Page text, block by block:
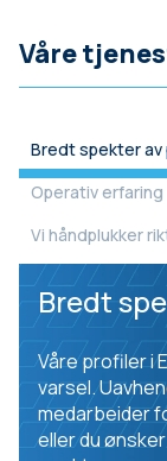
Våre
Bredt spekter
Bredt
Våre profiler i
varsel.
medarbeider
eller du
Operativ erfaring
Vi håndplukker